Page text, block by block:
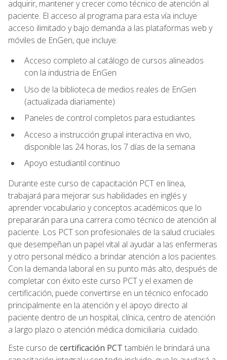
adquirir, mantener y crecer como técnico de atención al
paciente. El acceso al programa para esta vía incluye
acceso ilimitado y bajo demanda a las plataformas web y
móviles de EnGen, que incluye:
Acceso completo al catálogo de cursos alineados
con la industria de EnGen
Uso de la biblioteca de medios reales de EnGen
(actualizada diariamente)
Paneles de control completos para estudiantes
Acceso a instrucción grupal interactiva en vivo,
disponible las 24 horas, los 7 días de la semana
Apoyo estudiantil continuo
Durante este curso de capacitación PCT en línea,
trabajará para mejorar sus habilidades en inglés y
aprender vocabulario y conceptos académicos que lo
prepararán para una carrera como técnico de atención al
paciente. Los PCT son profesionales de la salud cruciales
que desempeñan un papel vital al ayudar a las enfermeras
y otro personal médico a brindar atención a los pacientes.
Con la demanda laboral en su punto más alto, después de
completar con éxito este curso PCT y el examen de
certificación, puede convertirse en un técnico enfocado
principalmente en la atención y el apoyo directo al
paciente dentro de un hospital, clínica, centro de atención
a largo plazo o atención médica domiciliaria. cuidado.
Este curso de certificación PCT también le brindará una